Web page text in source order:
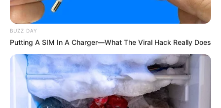
BUZZ DAY
Putting A SIM In A Charger—What The Viral Hack Really Does